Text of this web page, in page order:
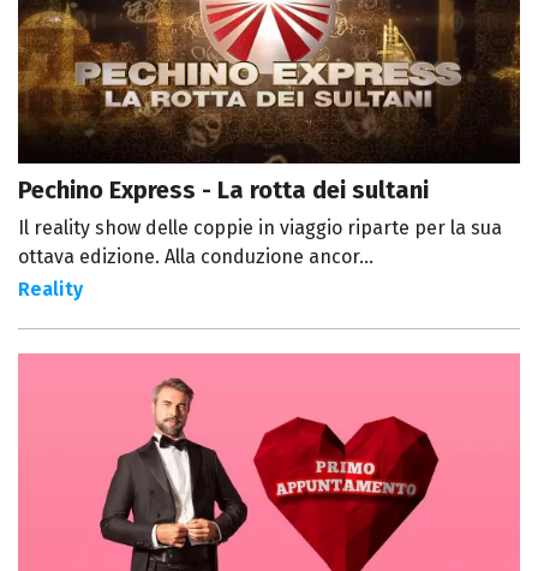
Pechino Express - La rotta dei sultani
Il reality show delle coppie in viaggio riparte per la sua
ottava edizione. Alla conduzione ancor...
Reality